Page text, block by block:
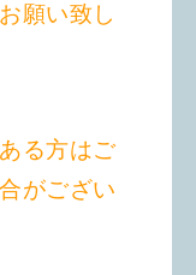
願い致し
る方はご
がござい